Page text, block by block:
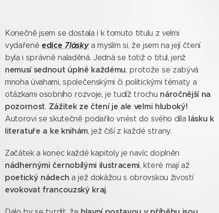
Konečně jsem se dostala i k tomuto titulu z velmi
vydařené edice 7láskya myslím si, že jsem na její čtení
byla i správně naladěná. Jedná se totiž o titul, jenž
nemusí sednout úplně každému, protože se zabývá
mnoha úvahami, společenskými či politickými tématy a
otázkami osobního rozvoje, je tudíž trochu náročnější na
pozornost. Zážitek ze čtení je ale velmi hluboký!
Autorovi se skutečně podařilo vnést do svého díla lásku k
literatuře a ke knihám, jež čiší z každé strany.
Začátek a konec každé kapitoly je navíc doplněn
nádhernými černobílými ilustracemi, které mají až
poetický nádech a jež dokážou s obrovskou živostí
evokovat francouzský kraj.